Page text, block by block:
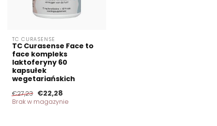
TC CURASENSE
TC Curasense Face to
face kompleks
laktoferyny 60
kapsułek
wegetariańskich
€27,23 €22,28
Brak w magazynie